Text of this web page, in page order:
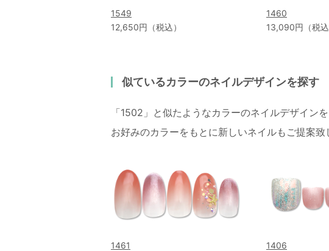
1549
12,650円（税込）
1460
13,090円（税込
似ているカラーのネイルデザインを探す
「1502」と似たようなカラーのネイルデザインを
お好みのカラーをもとに新しいネイルもご提案致
1461
1406